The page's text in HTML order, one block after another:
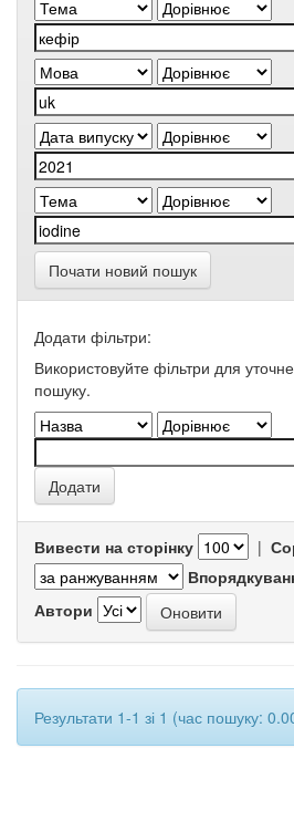
Почати новий пошук
Додати фільтри:
Використовуйте фільтри для
пошуку.
Вивести на сторінку |
Автори
Результати 1-1 зі 1 (час пошуку: